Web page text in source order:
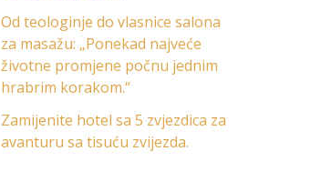
Od teologinje do vlasnice salona
za masažu: „Ponekad najveće
životne promjene počnu jednim
hrabrim korakom.“
Zamijenite hotel sa 5 zvjezdica za
avanturu sa tisuću zvijezda.